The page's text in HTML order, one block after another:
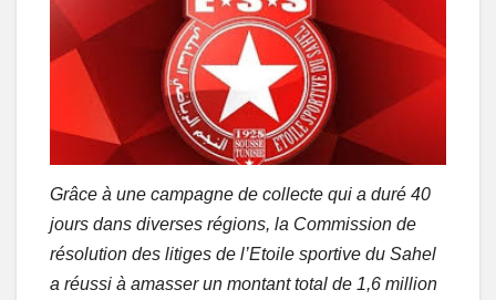
Grâce à une campagne de collecte qui a duré 40
jours dans diverses régions, la Commission de
résolution des litiges de l’Etoile sportive du Sahel
a réussi à amasser un montant total de 1,6 million